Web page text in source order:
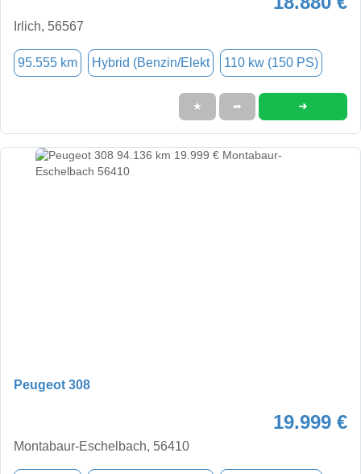
Irlich, 56567
95.555 km Hybrid (Benzin/Elekt 110 kw (150 PS)
★ ➦ ➜
Peugeot 308
19.999 €
Montabaur-Eschelbach, 56410